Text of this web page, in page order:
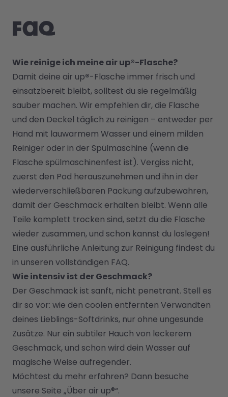
FAQ
Wie reinige ich meine air up®-Flasche?
Damit deine air up®-Flasche immer frisch und
einsatzbereit bleibt, solltest du sie regelmäßig
sauber machen. Wir empfehlen dir, die Flasche
und den Deckel täglich zu reinigen – entweder per
Hand mit lauwarmem Wasser und einem milden
Reiniger oder in der Spülmaschine (wenn die
Flasche spülmaschinenfest ist). Vergiss nicht,
zuerst den Pod herauszunehmen und ihn in der
wiederverschließbaren Packung aufzubewahren,
damit der Geschmack erhalten bleibt. Wenn alle
Teile komplett trocken sind, setzt du die Flasche
wieder zusammen, und schon kannst du loslegen!
Eine ausführliche Anleitung zur Reinigung findest du
in unseren vollständigen FAQ.
Wie intensiv ist der Geschmack?
Der Geschmack ist sanft, nicht penetrant. Stell es
dir so vor: wie den coolen entfernten Verwandten
deines Lieblings-Softdrinks, nur ohne ungesunde
Zusätze. Nur ein subtiler Hauch von leckerem
Geschmack, und schon wird dein Wasser auf
magische Weise aufregender.
Möchtest du mehr erfahren? Dann besuche
unsere Seite „Über air up®“.